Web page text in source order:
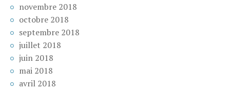
novembre 2018
octobre 2018
septembre 2018
juillet 2018
juin 2018
mai 2018
avril 2018